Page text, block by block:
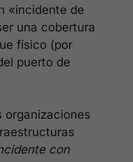
«incidente de
una cobertura
físico (por
puerto de
organizaciones
con